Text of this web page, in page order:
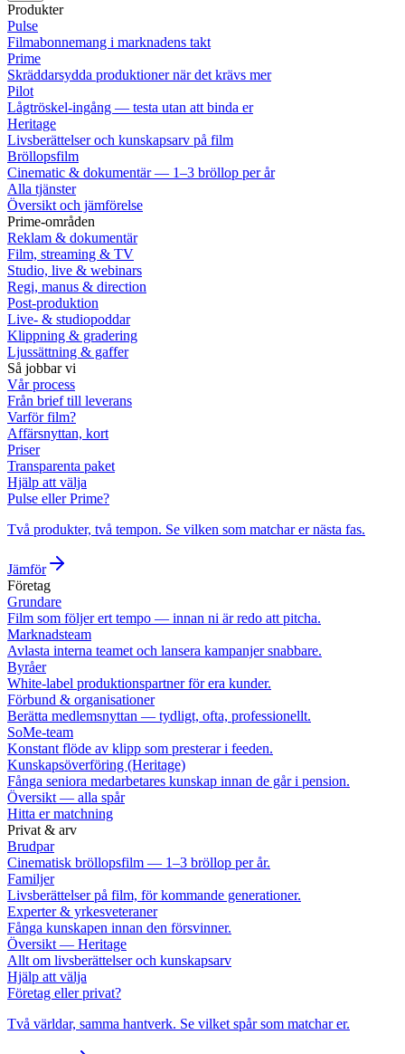
Produkter
Pulse
Filmabonnemang i marknadens takt
Prime
Skräddarsydda produktioner när det krävs mer
Pilot
Lågtröskel-ingång — testa utan att binda er
Heritage
Livsberättelser och kunskapsarv på film
Bröllopsfilm
Cinematic & dokumentär — 1–3 bröllop per år
Alla tjänster
Översikt och jämförelse
Prime-områden
Reklam & dokumentär
Film, streaming & TV
Studio, live & webinars
Regi, manus & direction
Post-produktion
Live- & studiopoddar
Klippning & gradering
Ljussättning & gaffer
Så jobbar vi
Vår process
Från brief till leverans
Varför film?
Affärsnyttan, kort
Priser
Transparenta paket
Hjälp att välja
Pulse eller Prime?
Två produkter, två tempon. Se vilken som matchar er nästa fas.
Jämför
Företag
Grundare
Film som följer ert tempo — innan ni är redo att pitcha.
Marknadsteam
Avlasta interna teamet och lansera kampanjer snabbare.
Byråer
White-label produktionspartner för era kunder.
Förbund & organisationer
Berätta medlemsnyttan — tydligt, ofta, professionellt.
SoMe-team
Konstant flöde av klipp som presterar i feeden.
Kunskapsöverföring (Heritage)
Fånga seniora medarbetares kunskap innan de går i pension.
Översikt — alla spår
Hitta er matchning
Privat & arv
Brudpar
Cinematisk bröllopsfilm — 1–3 bröllop per år.
Familjer
Livsberättelser på film, för kommande generationer.
Experter & yrkesveteraner
Fånga kunskapen innan den försvinner.
Översikt — Heritage
Allt om livsberättelser och kunskapsarv
Hjälp att välja
Företag eller privat?
Två världar, samma hantverk. Se vilket spår som matchar er.